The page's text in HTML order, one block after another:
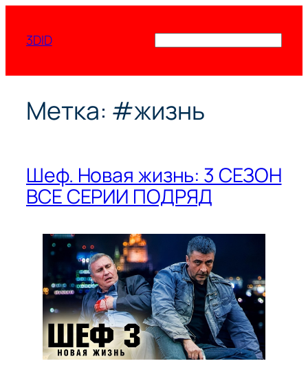
содержимому
3DID
Метка: #жизнь
Шеф. Новая жизнь: 3 СЕЗОН
ВСЕ СЕРИИ ПОДРЯД